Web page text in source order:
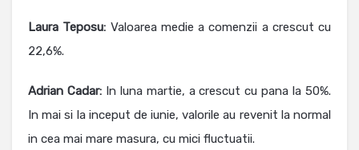
Laura Teposu: Valoarea medie a comenzii a crescut cu
22,6%.
Adrian Cadar:In luna martie, a crescut cu pana la 50%.
In mai si la inceput de iunie, valorile au revenit la normal
in cea mai mare masura, cu mici fluctuatii.